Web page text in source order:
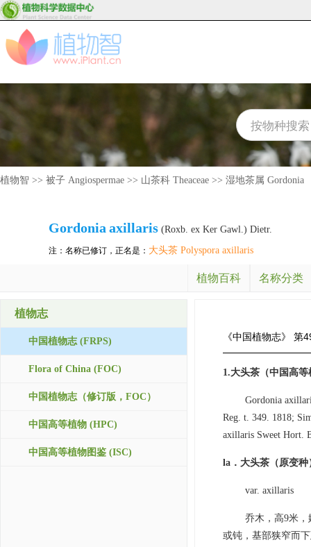
植物智 >> 被子 Angiospermae >> 山茶科 Theaceae >> 湿地茶属 Gordonia
Gordonia axillaris (Roxb. ex Ker Gawl.) Dietr.
注：名称已修订，正名是： 大头茶 Polyspora axillaris
植物百科 名称分类
植物志
中国植物志 (FRPS)
Flora of China (FOC)
中国植物志（修订版，FOC）
中国高等植物 (HPC)
中国高等植物图鉴 (ISC)
《中国植物志》 第
1.大头茶（中国高
Gordonia
Reg. t. 349. 1818;
axillaris Sweet Hort.
la．大头茶（原变种
var. axillaris
乔木，高9米
或钝，基部狭窄而